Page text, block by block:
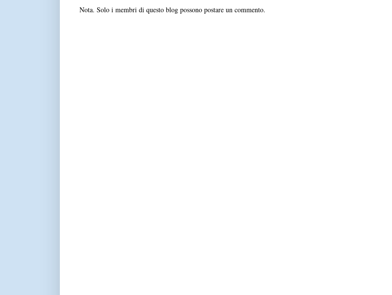
Nota. Solo i membri di questo blog possono postare un commento.